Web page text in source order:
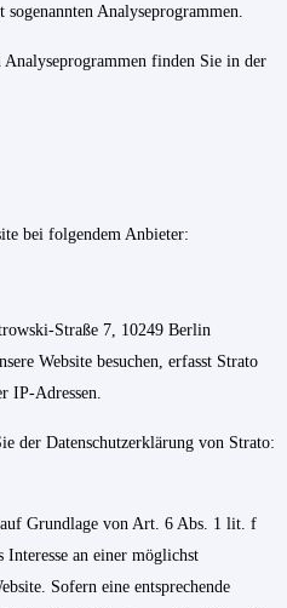
Analyseprogrammen.
finden Sie in der
bei folgendem Anbieter:
Straße 7, 10249 Berlin
Website besuchen, erfasst Strato
IP-Adressen.
der Datenschutzerklärung von Strato:
Grundlage von Art. 6 Abs. 1 lit. f
an einer möglichst
Sofern eine entsprechende